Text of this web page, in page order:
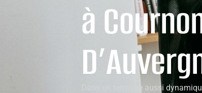
à
Dans un territoire aussi